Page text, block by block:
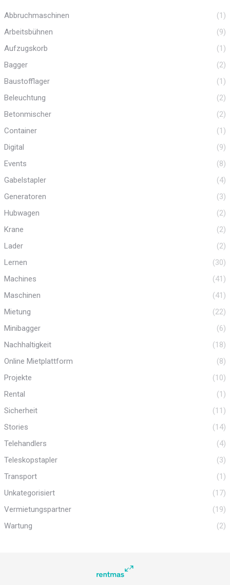
Abbruchmaschinen
(1)
Arbeitsbühnen
(9)
Aufzugskorb
(1)
Bagger
(2)
Baustofflager
(1)
Beleuchtung
(2)
Betonmischer
(2)
Container
(1)
Digital
(9)
Events
(8)
Gabelstapler
(4)
Generatoren
(3)
Hubwagen
(2)
Krane
(2)
Lader
(2)
Lernen
(30)
Machines
(41)
Maschinen
(41)
Mietung
(22)
Minibagger
(6)
Nachhaltigkeit
(18)
Online Mietplattform
(8)
Projekte
(10)
Rental
(1)
Sicherheit
(11)
Stories
(14)
Telehandlers
(4)
Teleskopstapler
(3)
Transport
(1)
Unkategorisiert
(17)
Vermietungspartner
(19)
Wartung
(2)